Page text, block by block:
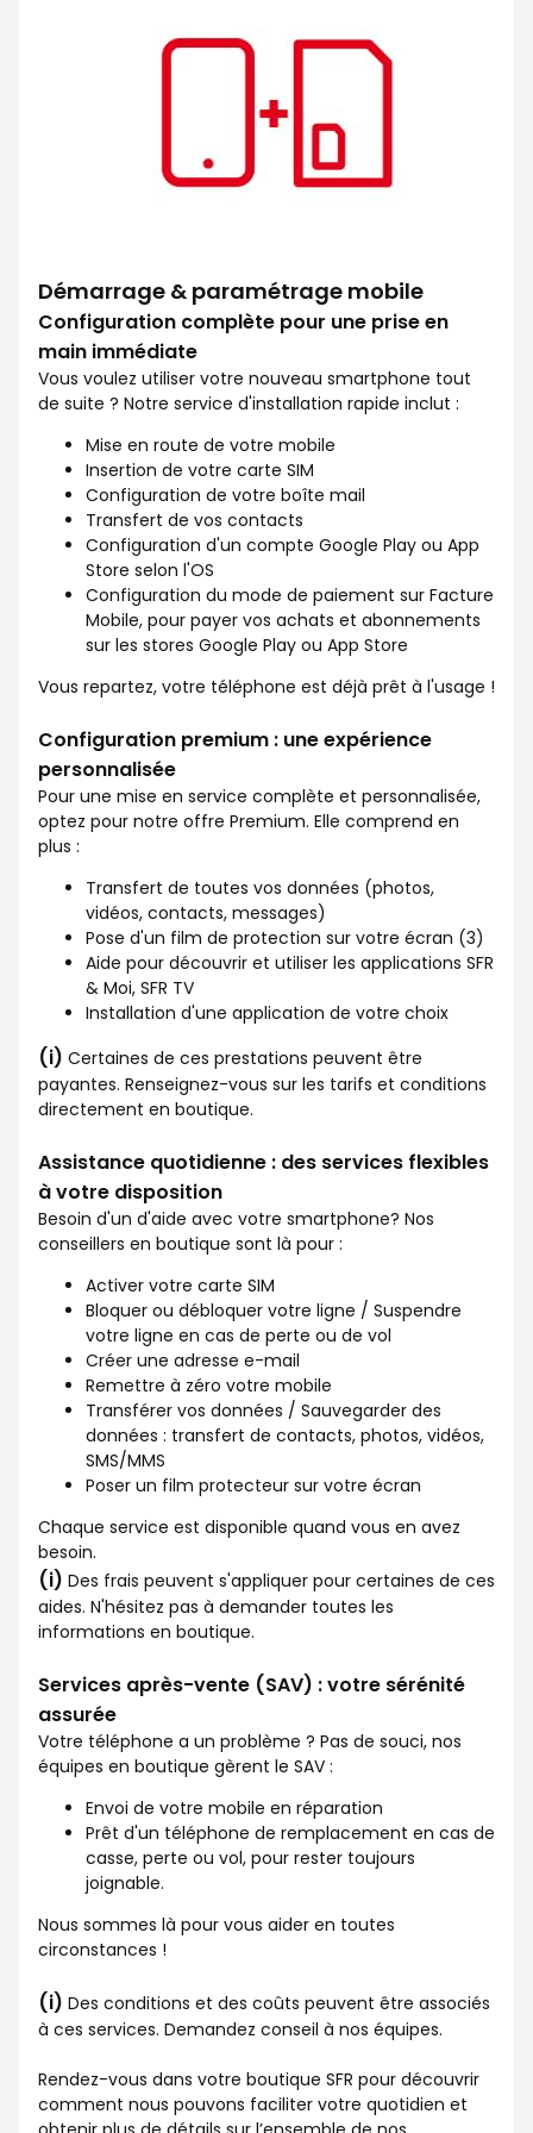
Démarrage & paramétrage mobile
Configuration complète pour une prise en
main immédiate
Vous voulez utiliser votre nouveau smartphone tout
de suite ? Notre service d'installation rapide inclut :
Mise en route de votre mobile
Insertion de votre carte SIM
Configuration de votre boîte mail
Transfert de vos contacts
Configuration d'un compte Google Play ou App
Store selon l'OS
Configuration du mode de paiement sur Facture
Mobile, pour payer vos achats et abonnements
sur les stores Google Play ou App Store
Vous repartez, votre téléphone est déjà prêt à l'usage !
Configuration premium : une expérience
personnalisée
Pour une mise en service complète et personnalisée,
optez pour notre offre Premium. Elle comprend en
plus :
Transfert de toutes vos données (photos,
vidéos, contacts, messages)
Pose d'un film de protection sur votre écran (3)
Aide pour découvrir et utiliser les applications SFR
& Moi, SFR TV
Installation d'une application de votre choix
(i) Certaines de ces prestations peuvent être
payantes. Renseignez-vous sur les tarifs et conditions
directement en boutique.
Assistance quotidienne : des services flexibles
à votre disposition
Besoin d'un d'aide avec votre smartphone? Nos
conseillers en boutique sont là pour :
Activer votre carte SIM
Bloquer ou débloquer votre ligne / Suspendre
votre ligne en cas de perte ou de vol
Créer une adresse e-mail
Remettre à zéro votre mobile
Transférer vos données / Sauvegarder des
données : transfert de contacts, photos, vidéos,
SMS/MMS
Poser un film protecteur sur votre écran
Chaque service est disponible quand vous en avez
besoin.
(i) Des frais peuvent s'appliquer pour certaines de ces
aides. N'hésitez pas à demander toutes les
informations en boutique.
Services après-vente (SAV) : votre sérénité
assurée
Votre téléphone a un problème ? Pas de souci, nos
équipes en boutique gèrent le SAV :
Envoi de votre mobile en réparation
Prêt d'un téléphone de remplacement en cas de
casse, perte ou vol, pour rester toujours
joignable.
Nous sommes là pour vous aider en toutes
circonstances !
(i) Des conditions et des coûts peuvent être associés
à ces services. Demandez conseil à nos équipes.
Rendez-vous dans votre boutique SFR pour découvrir
comment nous pouvons faciliter votre quotidien et